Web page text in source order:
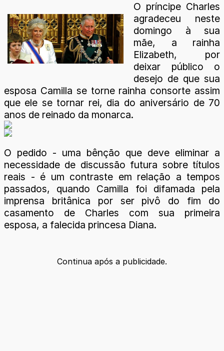
O príncipe Charles
agradeceu neste
domingo à sua
mãe, a rainha
Elizabeth, por
deixar público o
desejo de que sua
esposa Camilla se torne rainha consorte assim
que ele se tornar rei, dia do aniversário de 70
anos de reinado da monarca.
O pedido - uma bênção que deve eliminar a
necessidade de discussão futura sobre títulos
reais - é um contraste em relação a tempos
passados, quando Camilla foi difamada pela
imprensa britânica por ser pivô do fim do
casamento de Charles com sua primeira
esposa, a falecida princesa Diana.
Continua após a publicidade.